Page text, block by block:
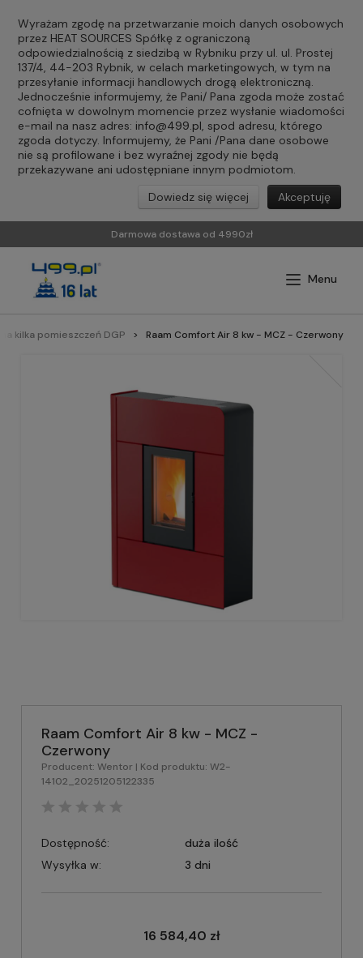
Wyrażam zgodę na przetwarzanie moich danych osobowych
przez HEAT SOURCES Spółkę z ograniczoną
odpowiedzialnością z siedzibą w Rybniku przy ul. ul. Prostej
137/4, 44-203 Rybnik, w celach marketingowych, w tym na
przesyłanie informacji handlowych drogą elektroniczną.
Jednocześnie informujemy, że Pani/ Pana zgoda może zostać
cofnięta w dowolnym momencie przez wysłanie wiadomości
e-mail na nasz adres: info@499.pl, spod adresu, którego
zgoda dotyczy. Informujemy, że Pani /Pana dane osobowe
nie są profilowane i bez wyraźnej zgody nie będą
przekazywane ani udostępniane innym podmiotom.
Akceptuję
Dowiedz się więcej
Darmowa dostawa od 4990zł
kilka pomieszczeń DGP Raam Comfort Air 8 kw - MCZ - Czerwony
Raam Comfort Air 8 kw - MCZ -
Czerwony
Producent: Wentor | Kod produktu: W2-
14102_20251205122335
Dostępność:
duża ilość
Wysyłka w:
3 dni
16 584,40 zł